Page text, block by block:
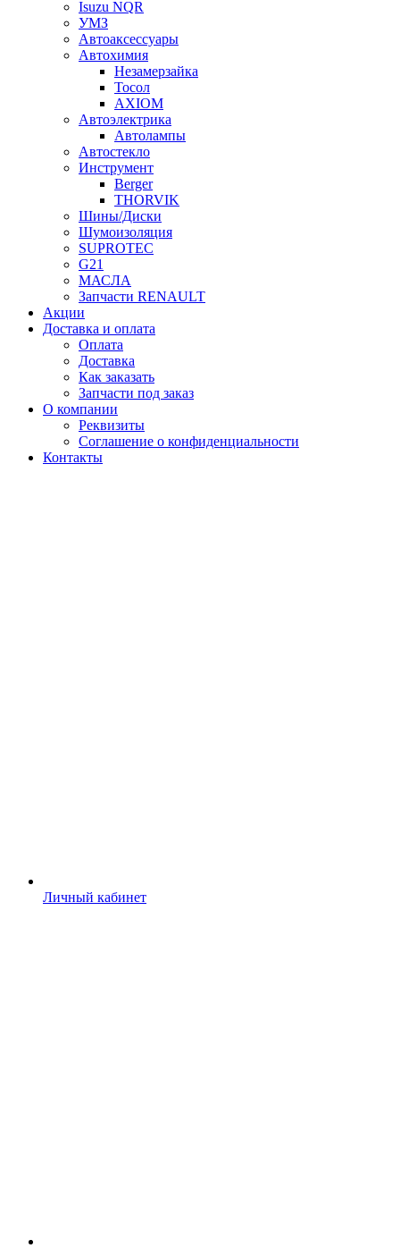
Isuzu NQR
УМЗ
Автоаксессуары
Автохимия
Незамерзайка
Тосол
AXIOM
Автоэлектрика
Автолампы
Автостекло
Инструмент
Berger
THORVIK
Шины/Диски
Шумоизоляция
SUPROTEC
G21
МАСЛА
Запчасти RENAULT
Акции
Доставка и оплата
Оплата
Доставка
Как заказать
Запчасти под заказ
О компании
Реквизиты
Соглашение о конфиденциальности
Контакты
Личный кабинет